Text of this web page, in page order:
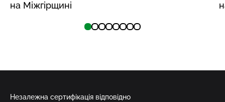
на Міжгірщині
Незалежна сертифікація відповідно